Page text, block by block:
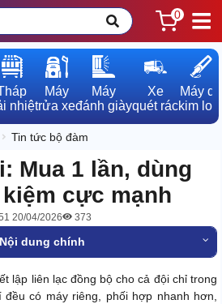
0
nhiệt
Máy
rửa xe
Máy
đánh giày
Xe
quét rác
Máy dò
kim loại
Tin tức bộ đàm
Mua 1 lần, dùng
cực mạnh
20/04/2026 373
Nội dung chính
lập liên lạc đồng bộ cho cả đội chỉ trong
có máy riêng, phối hợp nhanh hơn,